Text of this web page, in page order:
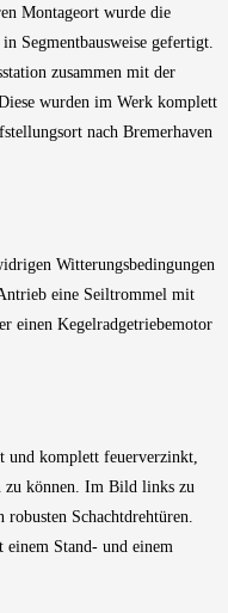
Montageort wurde die
Segmentbausweise gefertigt.
zusammen mit der
wurden im Werk komplett
nach Bremerhaven
Witterungsbedingungen
eine Seiltrommel mit
einen Kegelradgetriebemotor
und komplett feuerverzinkt,
zu können. Im Bild links zu
Schachtdrehtüren.
Stand- und einem